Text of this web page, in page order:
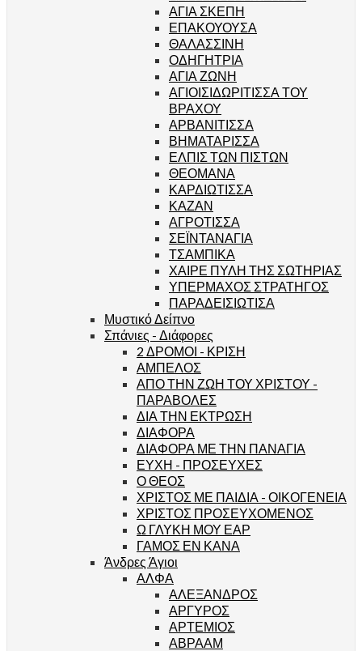
ΑΓΙΑ ΣΚΕΠΗ
ΕΠΑΚΟΥΟΥΣΑ
ΘΑΛΑΣΣΙΝΗ
ΟΔΗΓΗΤΡΙΑ
ΑΓΙΑ ΖΩΝΗ
ΑΓΙΟΙΣΙΔΩΡΙΤΙΣΣΑ ΤΟΥ
ΒΡΑΧΟΥ
ΑΡΒΑΝΙΤΙΣΣΑ
ΒΗΜΑΤΑΡΙΣΣΑ
ΕΛΠΙΣ ΤΩΝ ΠΙΣΤΩΝ
ΘΕΟΜΑΝΑ
ΚΑΡΔΙΩΤΙΣΣΑ
ΚΑΖΑΝ
ΑΓΡΟΤΙΣΣΑ
ΣΕΪΝΤΑΝΑΓΙΑ
ΤΣΑΜΠΙΚΑ
ΧΑΙΡΕ ΠΥΛΗ ΤΗΣ ΣΩΤΗΡΙΑΣ
ΥΠΕΡΜΑΧΟΣ ΣΤΡΑΤΗΓΟΣ
ΠΑΡΑΔΕΙΣΙΩΤΙΣΑ
Μυστικό Δείπνο
Σπάνιες - Διάφορες
2 ΔΡΟΜΟΙ - ΚΡΙΣΗ
ΑΜΠΕΛΟΣ
ΑΠΟ ΤΗΝ ΖΩΗ ΤΟΥ ΧΡΙΣΤΟΥ -
ΠΑΡΑΒΟΛΕΣ
ΔΙΑ ΤΗΝ ΕΚΤΡΩΣΗ
ΔΙΑΦΟΡΑ
ΔΙΑΦΟΡΑ ΜΕ ΤΗΝ ΠΑΝΑΓΙΑ
ΕΥΧΗ - ΠΡΟΣΕΥΧΕΣ
Ο ΘΕΟΣ
ΧΡΙΣΤΟΣ ΜΕ ΠΑΙΔΙΑ - ΟΙΚΟΓΕΝΕΙΑ
ΧΡΙΣΤΟΣ ΠΡΟΣΕΥΧΟΜΕΝΟΣ
Ω ΓΛΥΚΗ ΜΟΥ ΕΑΡ
ΓΑΜΟΣ ΕΝ ΚΑΝΑ
Άνδρες Άγιοι
ΑΛΦΑ
ΑΛΕΞΑΝΔΡΟΣ
ΑΡΓΥΡΟΣ
ΑΡΤΕΜΙΟΣ
ΑΒΡΑΑΜ